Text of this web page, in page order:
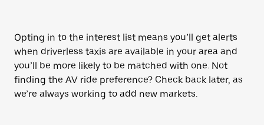
Opting in to the interest list means you’ll get alerts
when driverless taxis are available in your area and
you’ll be more likely to be matched with one. Not
finding the AV ride preference? Check back later, as
we’re always working to add new markets.